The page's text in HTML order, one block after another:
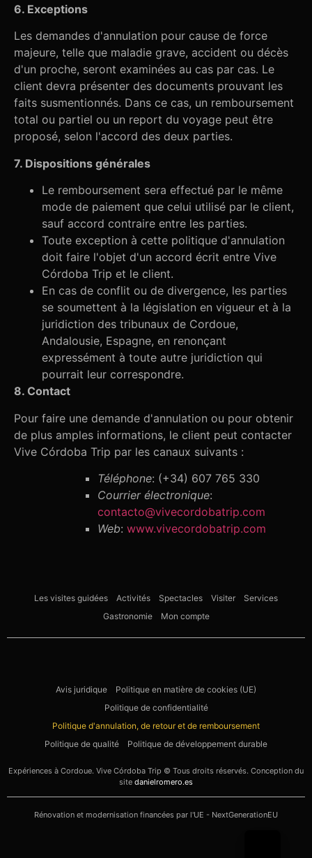
6. Exceptions
Les demandes d'annulation pour cause de force
majeure, telle que maladie grave, accident ou décès
d'un proche, seront examinées au cas par cas. Le
client devra présenter des documents prouvant les
faits susmentionnés. Dans ce cas, un remboursement
total ou partiel ou un report du voyage peut être
proposé, selon l'accord des deux parties.
7. Dispositions générales
Le remboursement sera effectué par le même
mode de paiement que celui utilisé par le client,
sauf accord contraire entre les parties.
Toute exception à cette politique d'annulation
doit faire l'objet d'un accord écrit entre Vive
Córdoba Trip et le client.
En cas de conflit ou de divergence, les parties
se soumettent à la législation en vigueur et à la
juridiction des tribunaux de Cordoue,
Andalousie, Espagne, en renonçant
expressément à toute autre juridiction qui
pourrait leur correspondre.
8. Contact
Pour faire une demande d'annulation ou pour obtenir
de plus amples informations, le client peut contacter
Vive Córdoba Trip par les canaux suivants :
Téléphone: (+34) 607 765 330
Courrier électronique:
contacto@vivecordobatrip.com
Web: www.vivecordobatrip.com
Les visites guidées Activités Spectacles Visiter
Services
Gastronomie
Mon compte
Avis juridique
Politique en matière de cookies (UE)
Politique de confidentialité
Politique d'annulation, de retour et de remboursement
Politique de qualité
Politique de développement durable
Expériences à Cordoue. Vive Córdoba Trip © Tous droits réservés. Conception du
site danielromero.es
Rénovation et modernisation financées par l'UE - NextGenerationEU